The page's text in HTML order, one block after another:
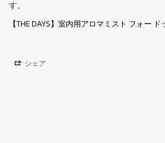
す。
【THE DAYS】室内用アロマミスト フォー
シェア